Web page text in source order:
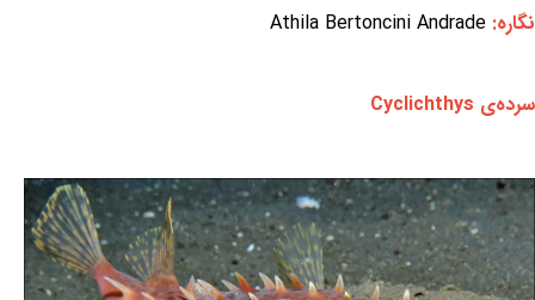
نگاره: Athila Bertoncini Andrade
سرده‌ی Cyclichthys